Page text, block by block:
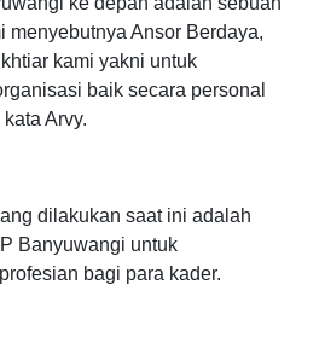
menyebutnya Ansor Berdaya,
kami yakni untuk
baik secara personal
Arvy.
dilakukan saat ini adalah
Banyuwangi untuk
bagi para kader.